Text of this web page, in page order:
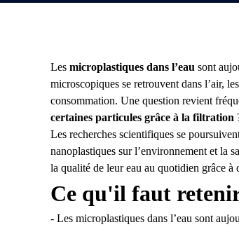
Les microplastiques dans l’eau sont
microscopiques se retrouvent dans l’air,
consommation. Une question revient
certaines particules grâce à la filtration
Les recherches scientifiques se
nanoplastiques sur l’environnement et la
la qualité de leur eau au quotidien grâce à
Ce qu'il faut
- Les microplastiques dans l’eau sont